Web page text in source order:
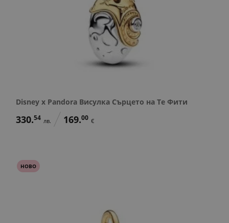
Disney x Pandora Висулка Сърцето на Те Фити
330.54 лв. 169.00 €
НОВО